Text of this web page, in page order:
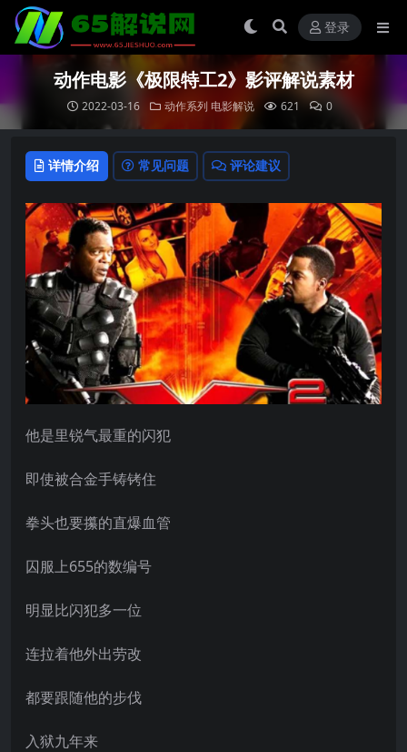
登录
动作电影《极限特工2》影评解说素材
2022-03-16 动作系列 电影解说 621 0
详情介绍 常见问题 评论建议
他是里锐气最重的闪犯
即使被合金手铸铐住
拳头也要攥的直爆血管
囚服上655的数编号
明显比闪犯多一位
连拉着他外出劳改
都要跟随他的步伐
入狱九年来